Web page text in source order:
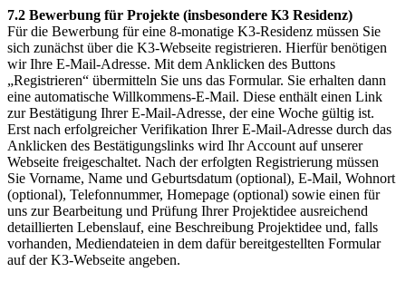
7.2 Bewerbung für Projekte (insbesondere K3 Residenz)
Für die Bewerbung für eine 8-monatige K3-Residenz müssen Sie
sich zunächst über die K3-Webseite registrieren. Hierfür benötigen
wir Ihre E-Mail-Adresse. Mit dem Anklicken des Buttons
„Registrieren“ übermitteln Sie uns das Formular. Sie erhalten dann
eine automatische Willkommens-E-Mail. Diese enthält einen Link
zur Bestätigung Ihrer E-Mail-Adresse, der eine Woche gültig ist.
Erst nach erfolgreicher Verifikation Ihrer E-Mail-Adresse durch das
Anklicken des Bestätigungslinks wird Ihr Account auf unserer
Webseite freigeschaltet. Nach der erfolgten Registrierung müssen
Sie Vorname, Name und Geburtsdatum (optional), E-Mail, Wohnort
(optional), Telefonnummer, Homepage (optional) sowie einen für
uns zur Bearbeitung und Prüfung Ihrer Projektidee ausreichend
detaillierten Lebenslauf, eine Beschreibung Projektidee und, falls
vorhanden, Mediendateien in dem dafür bereitgestellten Formular
auf der K3-Webseite angeben.